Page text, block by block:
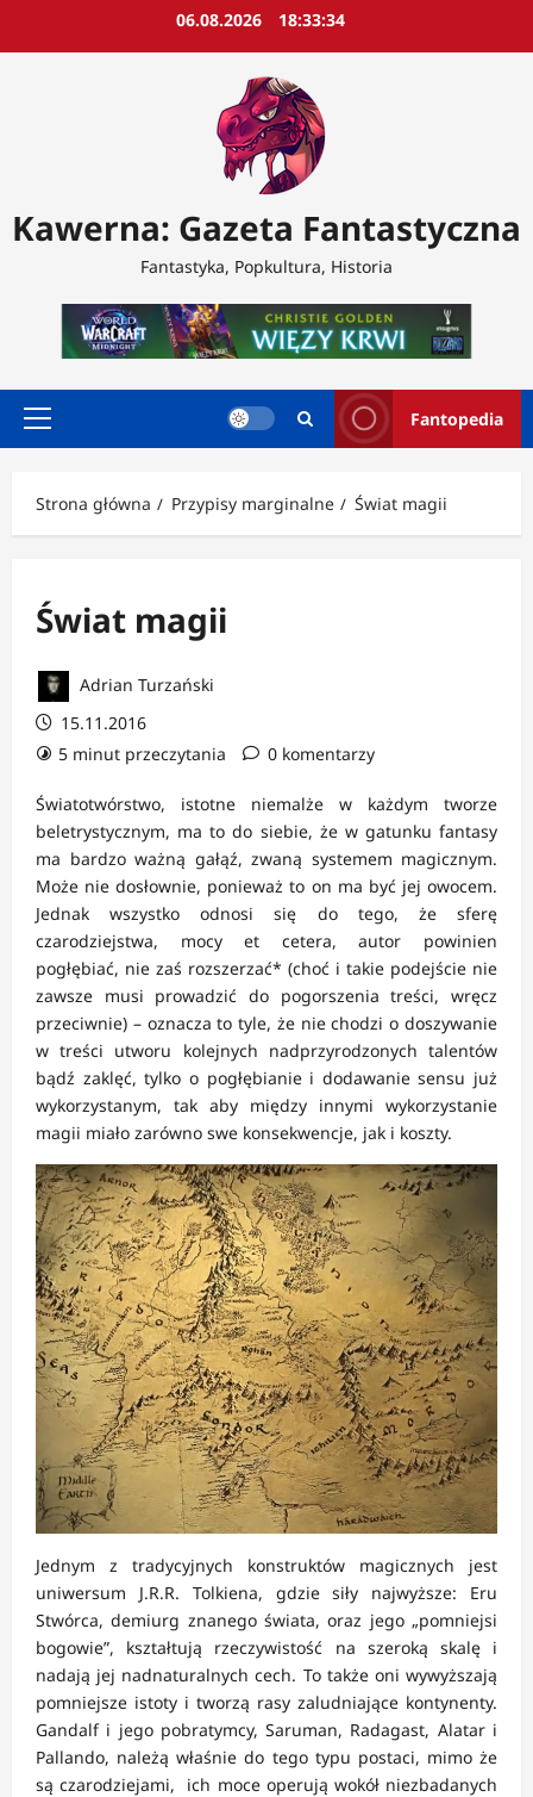
06.08.2026 18:33:36
Kawerna: Gazeta Fantastyczna
Fantastyka, Popkultura, Historia
Menu
Fantopedia
Strona główna Przypisy marginalne Świat magii
Świat magii
Adrian Turzański
15.11.2016
5 minut przeczytania
0 komentarzy
Światotwórstwo, istotne niemalże w każdym tworze
beletrystycznym, ma to do siebie, że w gatunku fantasy
ma bardzo ważną gałąź, zwaną systemem magicznym.
Może nie dosłownie, ponieważ to on ma być jej owocem.
Jednak wszystko odnosi się do tego, że sferę
czarodziejstwa, mocy et cetera, autor powinien
pogłębiać, nie zaś rozszerzać* (choć i takie podejście nie
zawsze musi prowadzić do pogorszenia treści, wręcz
przeciwnie) – oznacza to tyle, że nie chodzi o doszywanie
w treści utworu kolejnych nadprzyrodzonych talentów
bądź zaklęć, tylko o pogłębianie i dodawanie sensu już
wykorzystanym, tak aby między innymi wykorzystanie
magii miało zarówno swe konsekwencje, jak i koszty.
Jednym z tradycyjnych konstruktów magicznych jest
uniwersum J.R.R. Tolkiena, gdzie siły najwyższe: Eru
Stwórca, demiurg znanego świata, oraz jego „pomniejsi
bogowie”, kształtują rzeczywistość na szeroką skalę i
nadają jej nadnaturalnych cech. To także oni wywyższają
pomniejsze istoty i tworzą rasy zaludniające kontynenty.
Gandalf i jego pobratymcy, Saruman, Radagast, Alatar i
Pallando, należą właśnie do tego typu postaci, mimo że
są czarodziejami, ich moce operują wokół niezbadanych